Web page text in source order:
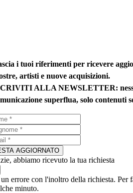
i tuoi riferimenti per ricevere
artisti e nuove acquisizioni.
ALLA NEWSLETTER:
superflua, solo contenuti
AGGIORNATO
abbiamo ricevuto la tua richiesta
errore con l'inoltro della richiesta. Per
minuto.